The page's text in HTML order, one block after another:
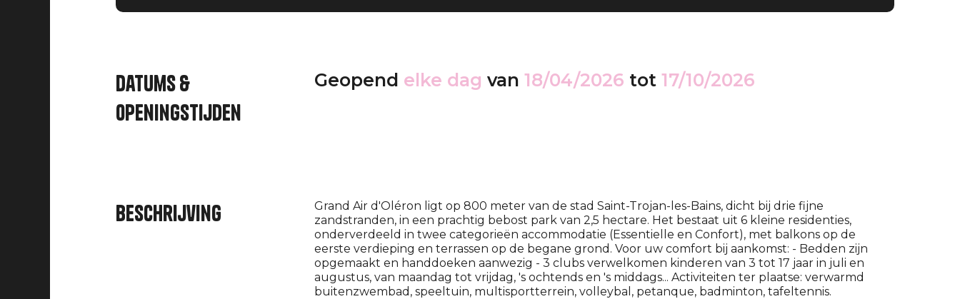
Datums &
openingstijden
Geopend elke dag van 18/04/2026 tot 17/10/2026
Beschrijving
Grand Air d'Oléron ligt op 800 meter van de stad Saint-Trojan-les-Bains, dicht bij drie fijne
zandstranden, in een prachtig bebost park van 2,5 hectare. Het bestaat uit 6 kleine residenties,
onderverdeeld in twee categorieën accommodatie (Essentielle en Confort), met balkons op de
eerste verdieping en terrassen op de begane grond. Voor uw comfort bij aankomst: - Bedden zijn
opgemaakt en handdoeken aanwezig - 3 clubs verwelkomen kinderen van 3 tot 17 jaar in juli en
augustus, van maandag tot vrijdag, 's ochtends en 's middags... Activiteiten ter plaatse: verwarmd
buitenzwembad, speeltuin, multisportterrein, volleybal, petanque, badminton, tafeltennis.